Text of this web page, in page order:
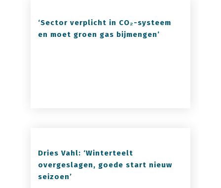
‘Sector verplicht in CO₂-systeem
en moet groen gas bijmengen’
Dries Vahl: ‘Winterteelt
overgeslagen, goede start nieuw
seizoen’